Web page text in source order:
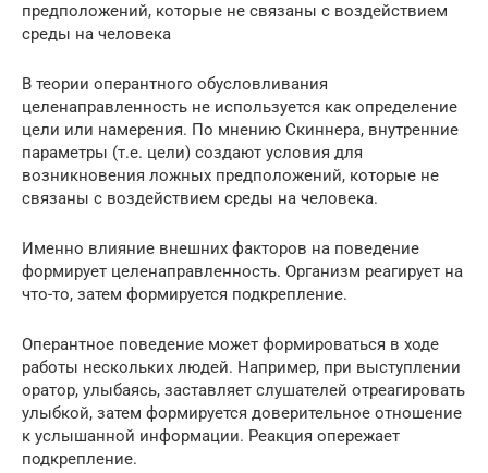
предположений, которые не связаны с воздействием
среды на человека
В теории оперантного обусловливания
целенаправленность не используется как определение
цели или намерения. По мнению Скиннера, внутренние
параметры (т.е. цели) создают условия для
возникновения ложных предположений, которые не
связаны с воздействием среды на человека.
Именно влияние внешних факторов на поведение
формирует целенаправленность. Организм реагирует на
что-то, затем формируется подкрепление.
Оперантное поведение может формироваться в ходе
работы нескольких людей. Например, при выступлении
оратор, улыбаясь, заставляет слушателей отреагировать
улыбкой, затем формируется доверительное отношение
к услышанной информации. Реакция опережает
подкрепление.